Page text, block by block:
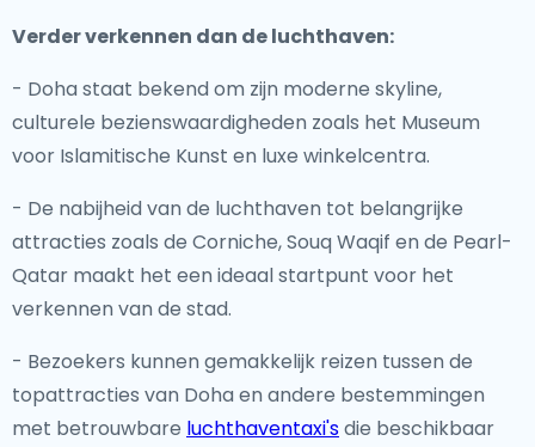
Verder verkennen dan de luchthaven:
- Doha staat bekend om zijn moderne skyline,
culturele bezienswaardigheden zoals het Museum
voor Islamitische Kunst en luxe winkelcentra.
- De nabijheid van de luchthaven tot belangrijke
attracties zoals de Corniche, Souq Waqif en de Pearl-
Qatar maakt het een ideaal startpunt voor het
verkennen van de stad.
- Bezoekers kunnen gemakkelijk reizen tussen de
topattracties van Doha en andere bestemmingen
met betrouwbare luchthaventaxi'sdie beschikbaar